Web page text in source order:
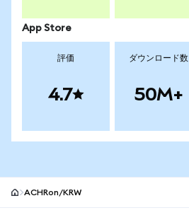
App Store
評価
4.7
ダウンロード数
50M+
ACHRon/KRW